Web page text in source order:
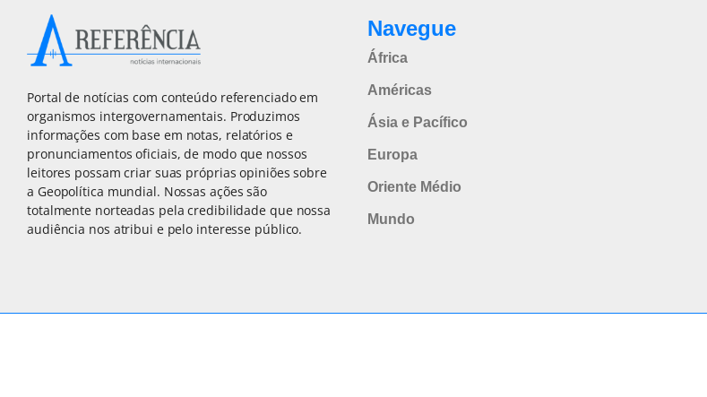
Portal de notícias com conteúdo referenciado em
organismos intergovernamentais. Produzimos
informações com base em notas, relatórios e
pronunciamentos oficiais, de modo que nossos
leitores possam criar suas próprias opiniões sobre
a Geopolítica mundial. Nossas ações são
totalmente norteadas pela credibilidade que nossa
audiência nos atribui e pelo interesse público.
Navegue
África
Américas
Ásia e Pacífico
Europa
Oriente Médio
Mundo